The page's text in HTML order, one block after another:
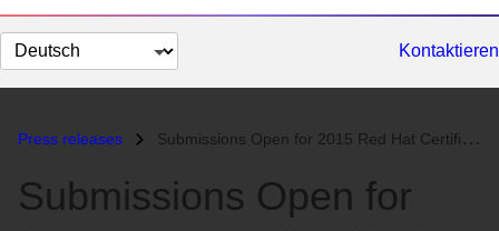
Sprache
auswählen
Kontaktieren
Press releases Submissions Open for 2015 Red Hat Certified Professional of the Year A...
Submissions Open for